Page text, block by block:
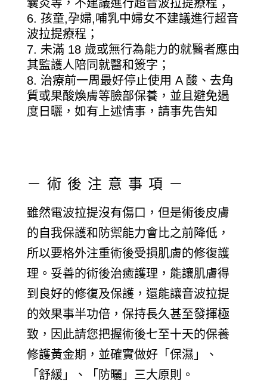
孩童,孕婦,哺乳中婦女不建議進行超音
波拉提療程；
未滿 18 歲或無行為能力的就醫者應由
其監護人陪同就醫和簽字；
治療前一周最好停止使用 A 酸、去角
質或果酸煥膚等臉部保養，並且避免過
度日曬，如有上述情事，請事先告知
－術後注意事項－
雖然電波拉提沒有傷口，但是術後皮膚
的自我保護和防禦能力會比之前降低，
所以要格外注重術後受損肌膚的修復護
理。妥善的術後治癒護理，能讓肌膚得
到良好的修復及保護，還能讓音波拉提
的效果事半功倍，保持長久甚至發揮極
致，因此請您把握術後七至十天的保養
修護黃金期，並確實做好「保濕」、
「舒緩」、「防曬」三大原則。